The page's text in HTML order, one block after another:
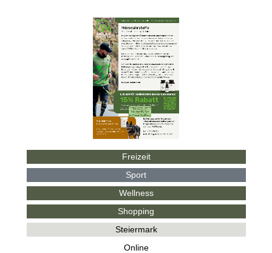
Freizeit
Sport
Wellness
Shopping
Steiermark
Online